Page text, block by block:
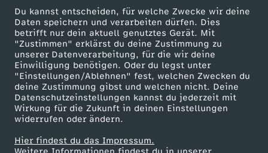
Du kannst entscheiden, für welche Zwecke wir deine
Daten speichern und verarbeiten dürfen. Dies
betrifft nur dein aktuell genutztes Gerät. Mit
"Zustimmen" erklärst du deine Zustimmung zu
unserer Datenverarbeitung, für die wir deine
Einwilligung benötigen. Oder du legst unter
"Einstellungen/Ablehnen" fest, welchen Zwecken du
deine Zustimmung gibst und welchen nicht. Deine
Datenschutzeinstellungen kannst du jederzeit mit
Wirkung für die Zukunft in deinen Einstellungen
widerrufen oder ändern.
Hier findest du das Impressum.
k
e
n
s
ZDF goes Schule
Werbefernsehen
Mainzelmännchen
Partner